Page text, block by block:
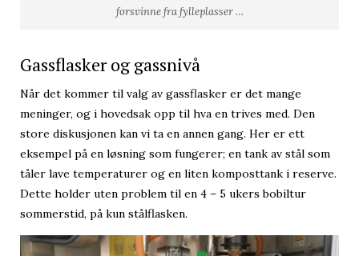
forsvinne fra fylleplasser …
Gassflasker og gassnivå
Når det kommer til valg av gassflasker er det mange
meninger, og i hovedsak opp til hva en trives med. Den
store diskusjonen kan vi ta en annen gang. Her er ett
eksempel på en løsning som fungerer; en tank av stål som
tåler lave temperaturer og en liten komposttank i reserve.
Dette holder uten problem til en 4 – 5 ukers bobiltur
sommerstid, på kun stålflasken.